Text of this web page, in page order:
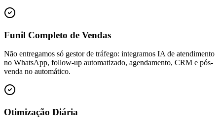
Funil Completo de Vendas
Não entregamos só gestor de tráfego: integramos IA de atendimento
no WhatsApp, follow-up automatizado, agendamento, CRM e pós-
venda no automático.
Otimização Diária